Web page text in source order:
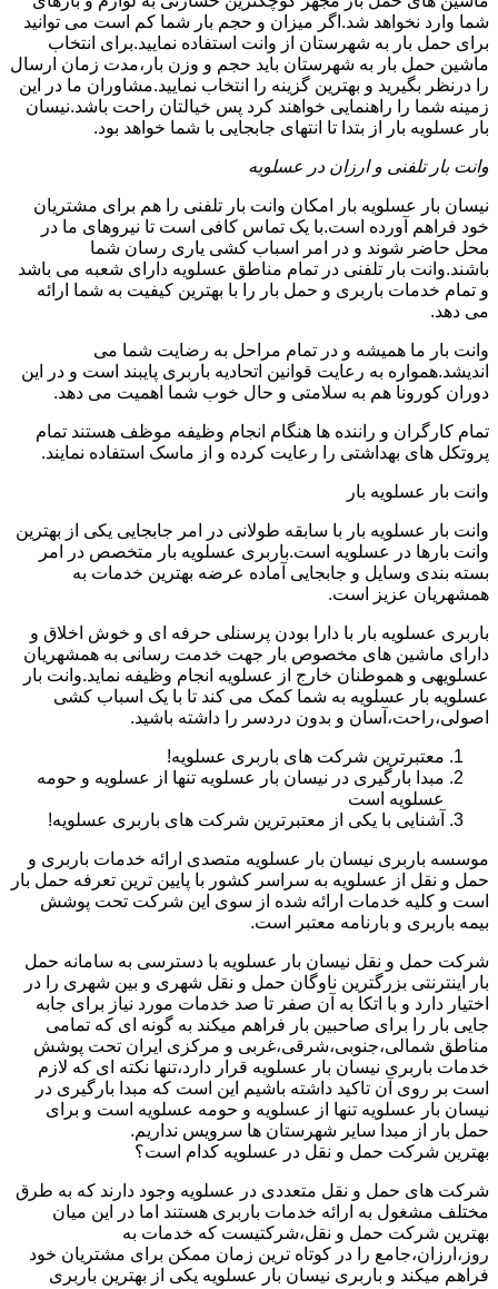
شما وارد نخواهد شد.اگر میزان و حجم بار شما کم است می توانید
برای حمل بار به شهرستان از وانت استفاده نمایید.برای انتخاب
ماشین حمل بار به شهرستان باید حجم و وزن بار،مدت زمان ارسال
را درنظر بگیرید و بهترین گزینه را انتخاب نمایید.مشاوران ما در این
زمینه شما را راهنمایی خواهند کرد پس خیالتان راحت باشد.نیسان
بار عسلویه بار از بتدا تا انتهای جابجایی با شما خواهد بود.
وانت بار تلفنی و ارزان در عسلویه
نیسان بار عسلویه بار امکان وانت بار تلفنی را هم برای مشتریان
خود فراهم آورده است.با یک تماس کافی است تا نیروهای ما در
محل حاضر شوند و در امر اسباب کشی یاری رسان شما
باشند.وانت بار تلفنی در تمام مناطق عسلویه دارای شعبه می باشد
و تمام خدمات باربری و حمل بار را با بهترین کیفیت به شما ارائه
می دهد.
وانت بار ما همیشه و در تمام مراحل به رضایت شما می
اندیشد.همواره به رعایت قوانین اتحادیه باربری پایبند است و در این
دوران کورونا هم به سلامتی و حال خوب شما اهمیت می دهد.
تمام کارگران و راننده ها هنگام انجام وظیفه موظف هستند تمام
پروتکل های بهداشتی را رعایت کرده و از ماسک استفاده نمایند.
وانت بار عسلویه بار
وانت بار عسلویه بار با سابقه طولانی در امر جابجایی یکی از بهترین
وانت بارها در عسلویه است.باربری عسلویه بار متخصص در امر
بسته بندی وسایل و جابجایی آماده عرضه بهترین خدمات به
همشهریان عزیز است.
باربری عسلویه بار با دارا بودن پرسنلی حرفه ای و خوش اخلاق و
دارای ماشین های مخصوص بار جهت خدمت رسانی به همشهریان
عسلویهی و هموطنان خارج از عسلویه انجام وظیفه نماید.وانت بار
عسلویه بار عسلویه به شما کمک می کند تا با یک اسباب کشی
اصولی،راحت،آسان و بدون دردسر را داشته باشید.
معتبرترین شرکت های باربری عسلویه!
مبدا بارگیری در نیسان بار عسلویه تنها از عسلویه و حومه
عسلویه است
آشنایی با یکی از معتبرترین شرکت های باربری عسلویه!
موسسه باربری نیسان بار عسلویه متصدی ارائه خدمات باربری و
حمل و نقل از عسلویه به سراسر کشور با پایین ترین تعرفه حمل بار
است و کلیه خدمات ارائه شده از سوی این شرکت تحت پوشش
بیمه باربری و بارنامه معتبر است.
شرکت حمل و نقل نیسان بار عسلویه با دسترسی به سامانه حمل
بار اینترنتی بزرگترین ناوگان حمل و نقل شهری و بین شهری را در
اختیار دارد و با اتکا به آن صفر تا صد خدمات مورد نیاز برای جابه
جایی بار را برای صاحبین بار فراهم میکند به گونه ای که تمامی
مناطق شمالی،جنوبی،شرقی،غربی و مرکزی ایران تحت پوشش
خدمات باربری نیسان بار عسلویه قرار دارد،تنها نکته ای که لازم
است بر روی آن تاکید داشته باشیم این است که مبدا بارگیری در
نیسان بار عسلویه تنها از عسلویه و حومه عسلویه است و برای
حمل بار از مبدا سایر شهرستان ها سرویس نداریم.
بهترین شرکت حمل و نقل در عسلویه کدام است؟
شرکت های حمل و نقل متعددی در عسلویه وجود دارند که به طرق
مختلف مشغول به ارائه خدمات باربری هستند اما در این میان
بهترین شرکت حمل و نقل،شرکتیست که خدمات به
روز،ارزان،جامع را در کوتاه ترین زمان ممکن برای مشتریان خود
فراهم میکند و باربری نیسان بار عسلویه یکی از بهترین باربری